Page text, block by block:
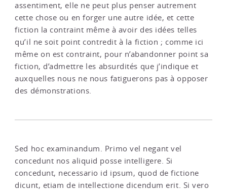
assentiment, elle ne peut plus penser autrement
cette chose ou en forger une autre idée, et cette
fiction la contraint même à avoir des idées telles
qu’il ne soit point contredit à la fiction ; comme ici
même on est contraint, pour n’abandonner point sa
fiction, d’admettre les absurdités que j’indique et
auxquelles nous ne nous fatiguerons pas à opposer
des démonstrations.
Sed hoc examinandum. Primo vel negant vel
concedunt nos aliquid posse intelligere. Si
concedunt, necessario id ipsum, quod de fictione
dicunt, etiam de intellectione dicendum erit. Si vero